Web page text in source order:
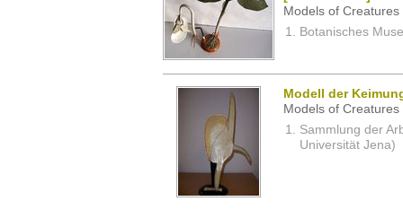
Models of
Botanisches
Modell der
Models of
Sammlung der
Universität Jena)